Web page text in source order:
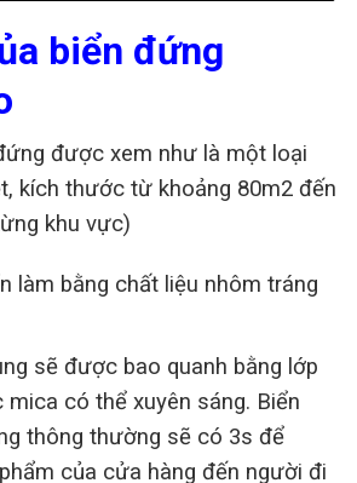
biển đứng
được xem như là một loại
kích thước từ khoảng 80m2 đến
khu vực)
làm bằng chất liệu nhôm tráng
sẽ được bao quanh bằng lớp
mica có thể xuyên sáng. Biển
thông thường sẽ có 3s để
của cửa hàng đến người đi